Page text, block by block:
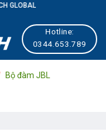
Hotline:
0344.653.789
Bộ đàm JBL